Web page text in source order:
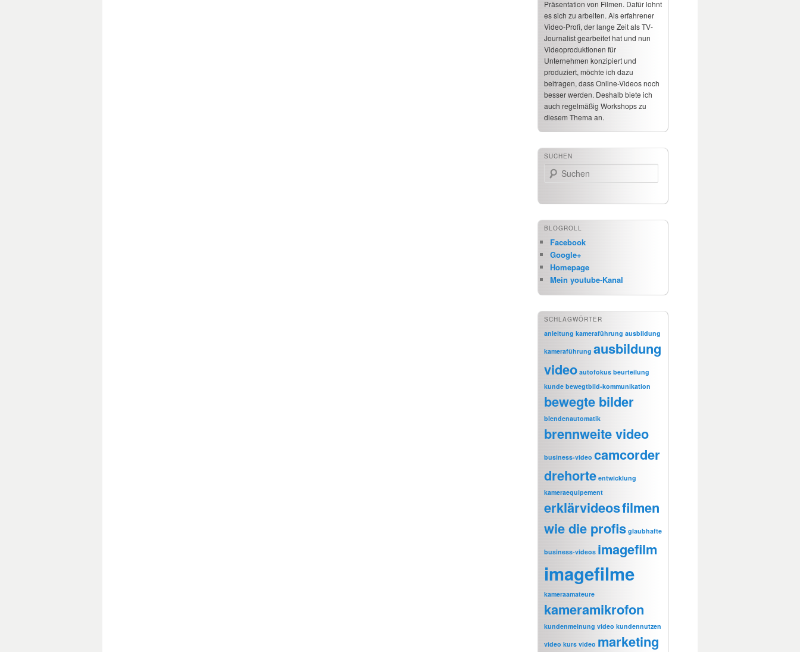
Präsentation von Filmen. Dafür lohnt
es sich zu arbeiten. Als erfahrener
Video-Profi, der lange Zeit als TV-
Journalist gearbeitet hat und nun
Videoproduktionen für
Unternehmen konzipiert und
produziert, möchte ich dazu
beitragen, dass Online-Videos noch
besser werden. Deshalb biete ich
auch regelmäßig Workshops zu
diesem Thema an.
SUCHEN
Suchen
BLOGROLL
Facebook
Google+
Homepage
Mein youtube-Kanal
SCHLAGWÖRTER
anleitung kameraführung ausbildung
kameraführung ausbildung
video autofokus beurteilung
kunde bewegtbild-kommunikation
bewegte bilder
blendenautomatik
brennweite video
business-video camcorder
drehorte entwicklung
kameraequipement
erklärvideosfilmen
wie die profis glaubhafte
business-videos imagefilm
imagefilme
kameraamateure
kameramikrofon
kundenmeinung video kundennutzen
video kurs video marketing